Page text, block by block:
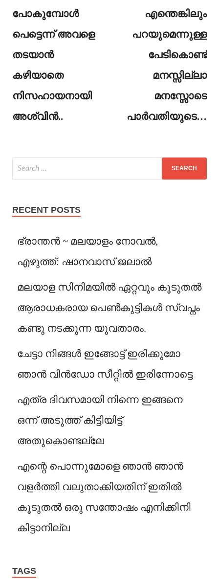
പോകുമ്പോൾ
പെട്ടെന്ന് അവളെ
തടയാൻ
കഴിയാതെ
നിസഹായനായി
അശ്വിൻ..
എന്തെങ്കിലും
പറയുമെന്നുള്ള
പേടികൊണ്ട്
മനസ്സില്ലാ
മനസ്സോടെ
പാർവതിയുടെ…
RECENT POSTS
ഭ്രാന്തൻ ~ മലയാളം നോവൽ,
എഴുത്ത്: ഷാനവാസ് ജലാൽ
മലയാള സിനിമയിൽ ഏറ്റവും കൂടുതൽ
ആരാധകരായ പെൺകുട്ടികൾ സ്വപ്നം
കണ്ടു നടക്കുന്ന യുവതാരം.
ചേട്ടാ നിങ്ങൾ ഇങ്ങോട്ട് ഇരിക്കുമോ
ഞാൻ വിൻഡോ സീറ്റിൽ ഇരിന്നോട്ടെ
എത്ര ദിവസമായി നിന്നെ ഇങ്ങനെ
ഒന്ന് അടുത്ത് കിട്ടിയിട്ട്
അതുകൊണ്ടല്ലേ
എന്റെ പൊന്നുമോളെ ഞാൻ ഞാൻ
വളർത്തി വലുതാക്കിയതിന് ഇതിൽ
കൂടുതൽ ഒരു സന്തോഷം എനിക്കിനി
കിട്ടാനില്ല
TAGS